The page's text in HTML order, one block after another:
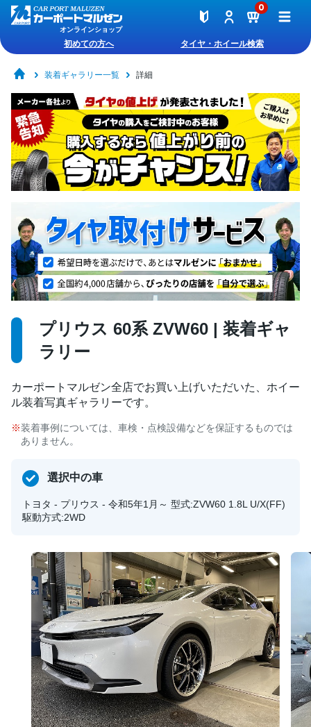
オンラインショップ
0
初めての方へ タイヤ・ホイール検索
装着ギャラリー一覧 詳細
プリウス 60系 ZVW60 | 装着ギャ
ラリー
カーポートマルゼン全店でお買い上げいただいた、ホイー
ル装着写真ギャラリーです。
装着事例については、車検・点検設備などを保証するものでは
ありません。
選択中の車
トヨタ - プリウス - 令和5年1月～ 型式:ZVW60 1.8L U/X(FF)
駆動方式:2WD